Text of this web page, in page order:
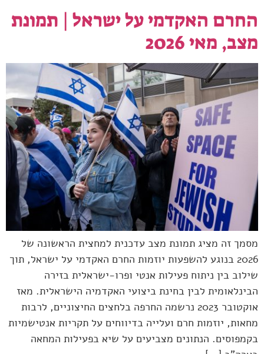
החרם האקדמי על ישראל | תמונת
מצב, מאי 2026
מסמך זה מציג תמונת מצב עדכנית למחצית הראשונה של
2026 בנוגע להשפעות יוזמות החרם האקדמי על ישראל, תוך
שילוב בין ניתוח פעילות אנטי ופרו-ישראלית בזירה
הבינלאומית לבין בחינת ביצועי האקדמיה הישראלית. מאז
אוקטובר 2023 נרשמה החרפה בלחצים החיצוניים, לרבות
מחאות, יוזמות חרם ועלייה בדיווחים על תקריות אנטישמיות
בקמפוסים. הנתונים מצביעים על שיא בפעילות המחאה